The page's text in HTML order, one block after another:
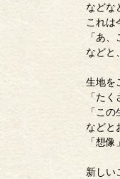
などな
これは
「あ
などと
生地を
「た
「こ
などと
「想
新しい